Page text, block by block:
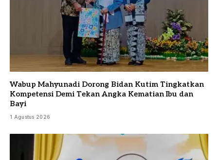
Wabup Mahyunadi Dorong Bidan Kutim Tingkatkan
Kompetensi Demi Tekan Angka Kematian Ibu dan
Bayi
1 Agustus 2026